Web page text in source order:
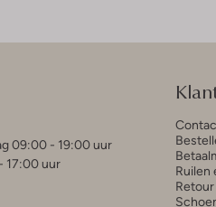
09:00 - 19:00 uur
17:00 uur
Ruilen